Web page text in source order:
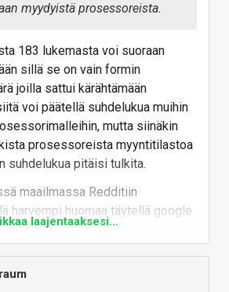
myydyistä prosessoreista.
183 lukemasta voi suoraan
sillä se on vain formin
joilla sattui kärähtämään
voi päätellä suhdelukua muihin
mutta siinäkin
prosessoreista myyntitilastoa
suhdelukua pitäisi tulkita.
maailmassa Redditiin
harvempi huomaa täytellä google
kysellään, ja toisaalta toisinpäin
validoida että kärähtikö
eli kuka tahansa on voinut
tietoja tuonne. Ei
laajentaaksesi...